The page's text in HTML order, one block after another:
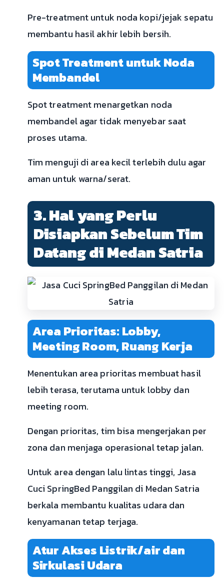
Pre-treatment untuk noda kopi/jejak sepatu
membantu hasil akhir lebih bersih.
Spot Treatment untuk Noda
Membandel
Spot treatment menargetkan noda
membandel agar tidak menyebar saat
proses utama.
Tim menguji di area kecil terlebih dulu agar
aman untuk warna/serat.
3. Hal yang Perlu
Disiapkan Sebelum Tim
Datang di Medan Satria
Area Prioritas: Lobby,
Meeting Room, Ruang Kerja
Menentukan area prioritas membuat hasil
lebih terasa, terutama untuk lobby dan
meeting room.
Dengan prioritas, tim bisa mengerjakan per
zona dan menjaga operasional tetap jalan.
Untuk area dengan lalu lintas tinggi, Jasa
Cuci SpringBed Panggilan di Medan Satria
berkala membantu kualitas udara dan
kenyamanan tetap terjaga.
Atur Akses Listrik/air dan
Sirkulasi Udara